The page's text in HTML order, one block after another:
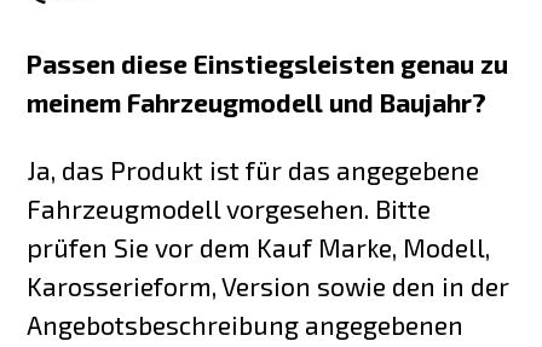
Passen diese Einstiegsleisten genau zu
meinem Fahrzeugmodell und Baujahr?
Ja, das Produkt ist für das angegebene
Fahrzeugmodell vorgesehen. Bitte
prüfen Sie vor dem Kauf Marke, Modell,
Karosserieform, Version sowie den in der
Angebotsbeschreibung angegebenen